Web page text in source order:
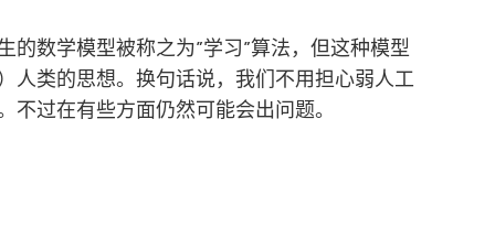
的数学模型被称之为”学习”算法，但这种模型
人类的思想。换句话说，我们不用担心弱人工
过在有些方面仍然可能会出问题。